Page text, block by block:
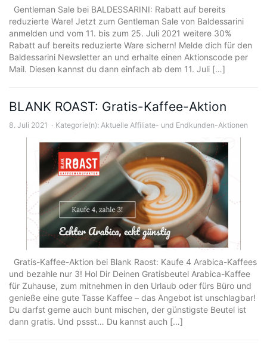
Gentleman Sale bei BALDESSARINI: Rabatt auf bereits
reduzierte Ware! Jetzt zum Gentleman Sale von Baldessarini
anmelden und vom 11. bis zum 25. Juli 2021 weitere 30%
Rabatt auf bereits reduzierte Ware sichern! Melde dich für den
Baldessarini Newsletter an und erhalte einen Aktionscode per
Mail. Diesen kannst du dann einfach ab dem 11. Juli […]
BLANK ROAST: Gratis-Kaffee-Aktion
8. Juli 2021 Kategorie(n): Aktuelle Affiliate- und Endkunden-Aktionen
Gratis-Kaffee-Aktion bei Blank Raost: Kaufe 4 Arabica-Kaffees
und bezahle nur 3! Hol Dir Deinen Gratisbeutel Arabica-Kaffee
für Zuhause, zum mitnehmen in den Urlaub oder fürs Büro und
genieße eine gute Tasse Kaffee – das Angebot ist unschlagbar!
Du darfst gerne auch bunt mischen, der günstigste Beutel ist
dann gratis. Und pssst… Du kannst auch […]